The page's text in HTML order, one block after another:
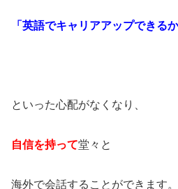
「英語でキャリアアップできるか
といった心配がなくなり、
自信を持って堂々と
海外で会話することができます。